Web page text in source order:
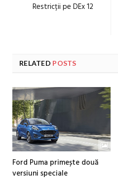
Restricții pe DEx 12
RELATED POSTS
Ford Puma primește două
versiuni speciale